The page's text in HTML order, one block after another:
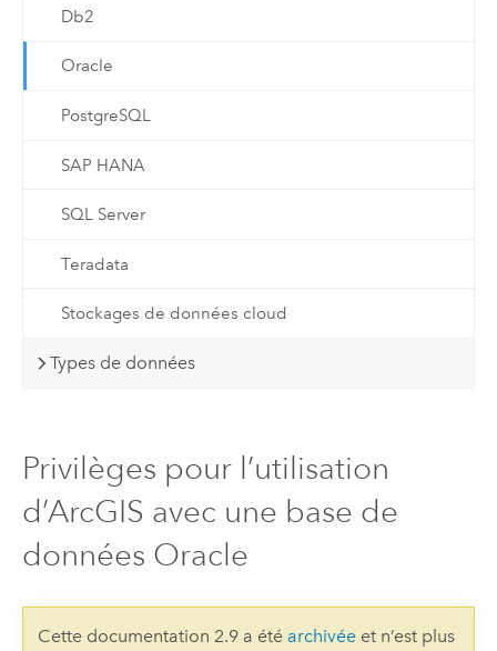
Db2
Oracle
PostgreSQL
SAP HANA
SQL Server
Teradata
Stockages de données cloud
Types de données
Privilèges pour l’utilisation
d’ArcGIS avec une base de
données Oracle
Cette documentation 2.9 a été archivéeet n’est plus